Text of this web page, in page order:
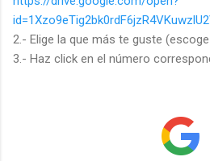
2.- Elige la que más te guste
3.- Haz click en el número